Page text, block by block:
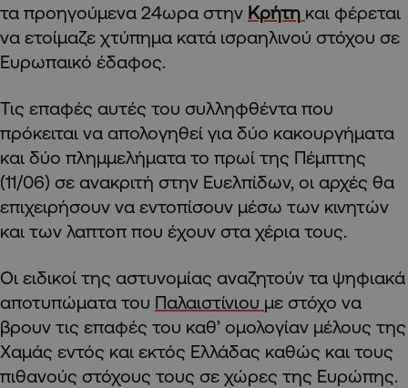
τα προηγούμενα 24ωρα στην Κρήτη και φέρεται
να ετοίμαζε χτύπημα κατά ισραηλινού στόχου σε
Ευρωπαικό έδαφος.
Τις επαφές αυτές του συλληφθέντα που
πρόκειται να απολογηθεί για δύο κακουργήματα
και δύο πλημμελήματα το πρωί της Πέμπτης
(11/06) σε ανακριτή στην Ευελπίδων, οι αρχές θα
επιχειρήσουν να εντοπίσουν μέσω των κινητών
και των λαπτοπ που έχουν στα χέρια τους.
Οι ειδικοί της αστυνομίας αναζητούν τα ψηφιακά
αποτυπώματα του Παλαιστίνιου με στόχο να
βρουν τις επαφές του καθ’ ομολογίαν μέλους της
Χαμάς εντός και εκτός Ελλάδας καθώς και τους
πιθανούς στόχους τους σε χώρες της Ευρώπης.